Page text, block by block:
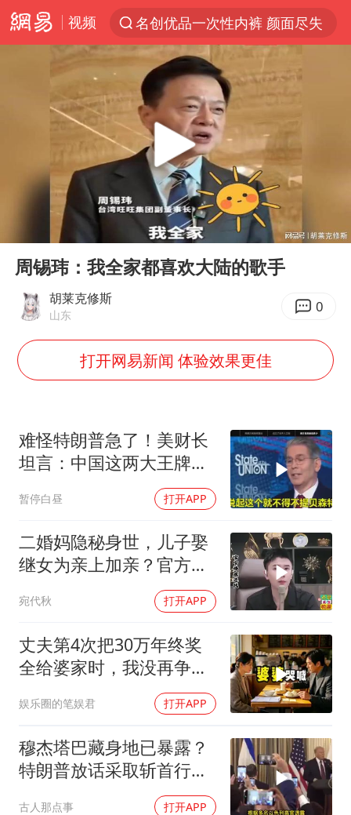
视频
名创优品一次性内裤 颜面尽失
解锁各地夏日限定体验
香港宏福苑火灾或由烟头引起
白海豚将正面袭击贯穿浙江
周末打虎 宋致远被查
郑丽文：台湾从来没有“独立”过
万岁山接盘烂尾恒大文旅城
多个明星演唱会取消
店主称换“青海拉面”招牌后生意更好
女儿为争财产堵门阻挠父亲出殡
Kimi K3也失控了
习近平心系体育强国建设
Play
00:00 00:34
周锡玮：我全家都喜欢大陆的歌手
胡莱克修斯
山东 0
打开网易新闻 体验效果更佳
难怪特朗普急了！美财长
坦言：中国这两大王牌，
暂停白昼 打开APP
二婚妈隐秘身世，儿子娶
继女为亲上加亲？官方怒
宛代秋 打开APP
丈夫第4次把30万年终奖
全给婆家时，我没再争
娱乐圈的笔娱君 打开APP
穆杰塔巴藏身地已暴露？
特朗普放话采取斩首行
动，美军机又被击落
古人那点事 打开APP